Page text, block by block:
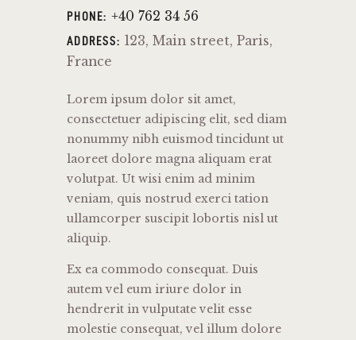
PHONE: +40 762 34 56
ADDRESS: 123, Main street, Paris,
France
Lorem ipsum dolor sit amet,
consectetuer adipiscing elit, sed diam
nonummy nibh euismod tincidunt ut
laoreet dolore magna aliquam erat
volutpat. Ut wisi enim ad minim
veniam, quis nostrud exerci tation
ullamcorper suscipit lobortis nisl ut
aliquip.
Ex ea commodo consequat. Duis
autem vel eum iriure dolor in
hendrerit in vulputate velit esse
molestie consequat, vel illum dolore